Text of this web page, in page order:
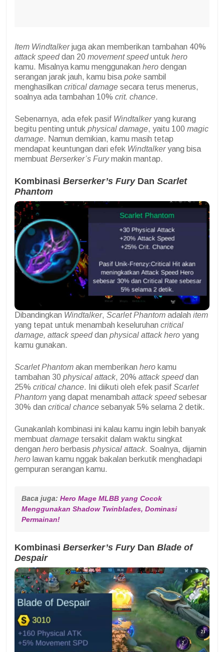
Item Windtalkerjuga akan memberikan tambahan 40%
attack speeddan 20 movement speeduntuk hero
kamu. Misalnya kamu menggunakan hero dengan
serangan jarak jauh, kamu bisa poke sambil
menghasilkan critical damage secara terus menerus,
soalnya ada tambahan 10% crit. chance.
Sebenarnya, ada efek pasif Windtalkeryang kurang
begitu penting untuk physical damage, yaitu 100 magic
damage. Namun demikian, kamu masih tetap
mendapat keuntungan dari efek Windtalkeryang bisa
membuat Berserker’s Furymakin mantap.
Kombinasi Berserker’s Fury Dan Scarlet
Phantom
Dibandingkan Windtalker, Scarlet Phantom adalah item
yang tepat untuk menambah keseluruhan critical
damage, attack speeddan physical attack hero yang
kamu gunakan.
Scarlet Phantom akan memberikan hero kamu
tambahan 30 physical attack, 20% attack speeddan
25% critical chance. Ini diikuti oleh efek pasif Scarlet
Phantom yang dapat menambah attack speedsebesar
30% dan critical chance sebanyak 5% selama 2 detik.
Gunakanlah kombinasi ini kalau kamu ingin lebih banyak
membuat damage tersakit dalam waktu singkat
dengan hero berbasis physical attack. Soalnya, dijamin
hero lawan kamu nggak bakalan berkutik menghadapi
gempuran serangan kamu.
Baca juga: Hero Mage MLBB yang Cocok
Menggunakan Shadow Twinblades, Dominasi
Permainan!
Kombinasi Berserker’s FuryDan Blade of
Despair